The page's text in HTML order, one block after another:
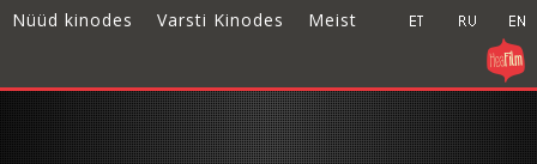
Nüüd kinodes Varsti Kinodes Meist